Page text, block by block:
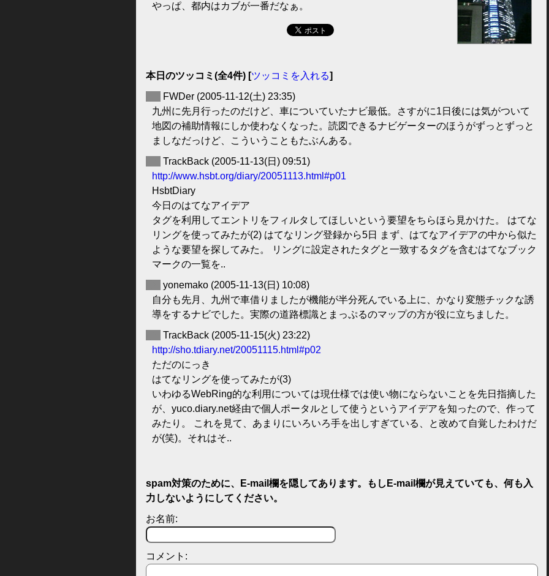
やっぱ、都内はカブが一番だなぁ。
本日のツッコミ(全4件) [ツッコミを入れる]
FWDer (2005-11-12(土) 23:35)
九州に先月行ったのだけど、車についていたナビ最低。さすがに1日後には気がついて
地図の補助情報にしか使わなくなった。読図できるナビゲーターのほうがずっとずっと
ましなだっけど、こういうこともたぶんある。
TrackBack (2005-11-13(日) 09:51)
http://www.hsbt.org/diary/20051113.html#p01
HsbtDiary
今日のはてなアイデア
タグを利用してエントリをフィルタしてほしいという要望をちらほら見かけた。 はてな
リングを使ってみたが(2) はてなリング登録から5日 まず、はてなアイデアの中から似た
ような要望を探してみた。 リングに設定されたタグと一致するタグを含むはてなブック
マークの一覧を..
yonemako (2005-11-13(日) 10:08)
自分も先月、九州で車借りましたが機能が半分死んでいる上に、かなり変態チックな誘
導をするナビでした。実際の道路標識とまっぷるのマップの方が役に立ちました。
TrackBack (2005-11-15(火) 23:22)
http://sho.tdiary.net/20051115.html#p02
ただのにっき
はてなリングを使ってみたが(3)
いわゆるWebRing的な利用については現仕様では使い物にならないことを先日指摘した
が、yuco.diary.net経由で個人ポータルとして使うというアイデアを知ったので、作って
みたり。 これを見て、あまりにいろいろ手を出しすぎている、と改めて自覚したわけだ
が(笑)。それはそ..
spam対策のために、E-mail欄を隠してあります。もしE-mail欄が見えていても、何も入
力しないようにしてください。
お名前:
コメント: